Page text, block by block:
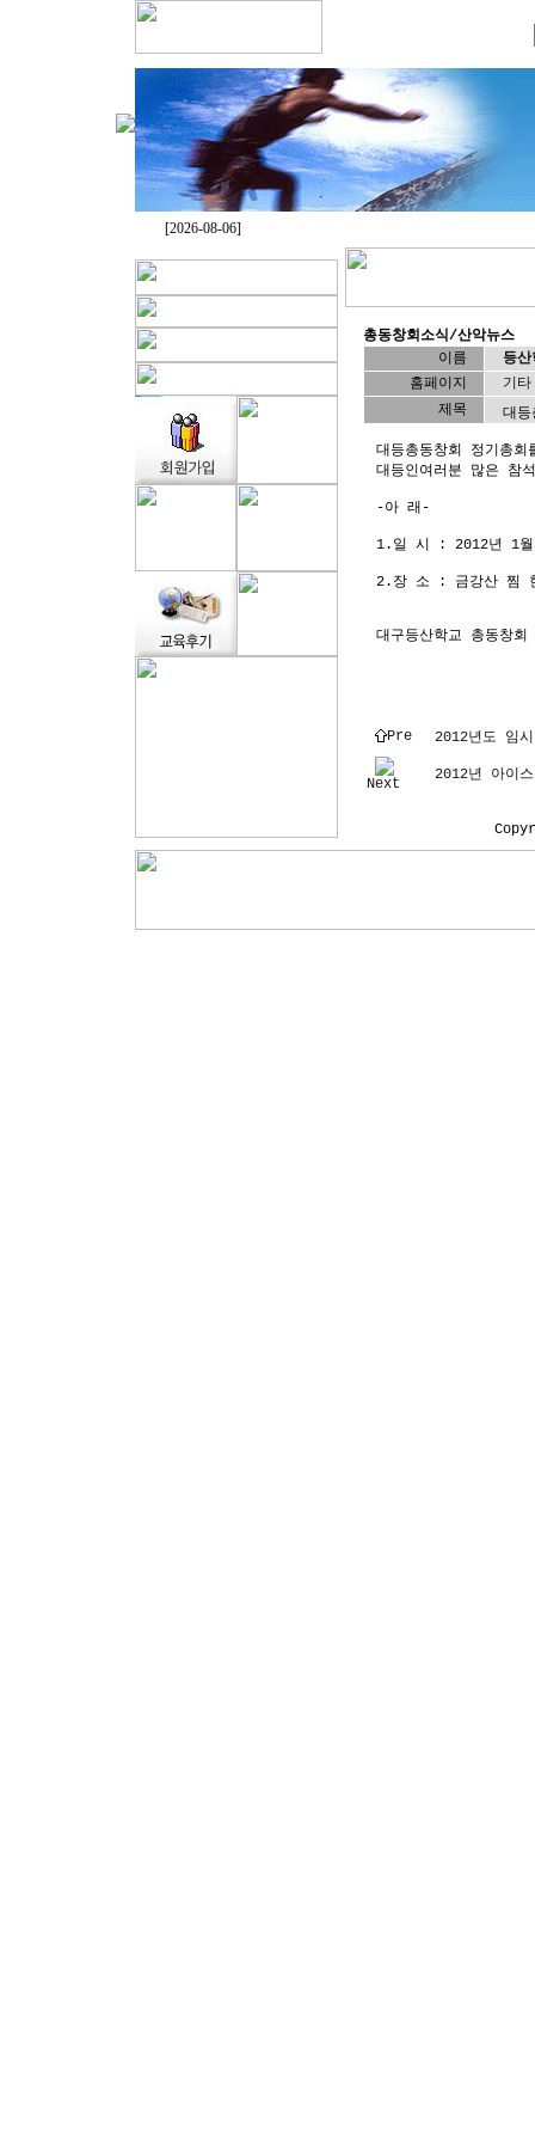
[2026-08-06]
총동창회소식/산악뉴스
이름
등산
홈페이지
기타
제목
대
대등총동창회 정기총
대등인여러분 많은 참
-아 래-
1.일 시 : 2012년 1월
2.장 소 : 금강산 찜
대구등산학교 총동창
Pre 2012년도 임
Next
2012년 아이